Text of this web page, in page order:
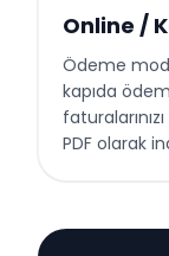
Online /
Ödeme
kapıda
PDF olarak